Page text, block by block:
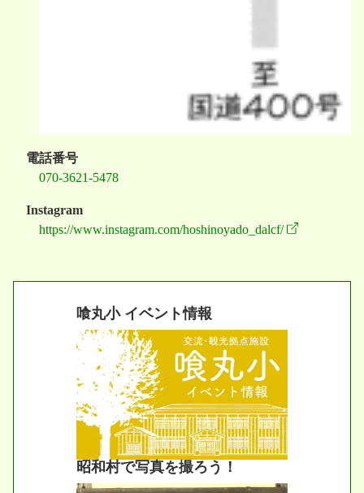
電話番号
070-3621-5478
Instagram
https://www.instagram.com/hoshinoyado_dalcf/
喰丸小 イベント情報
昭和村で写真を撮ろう！